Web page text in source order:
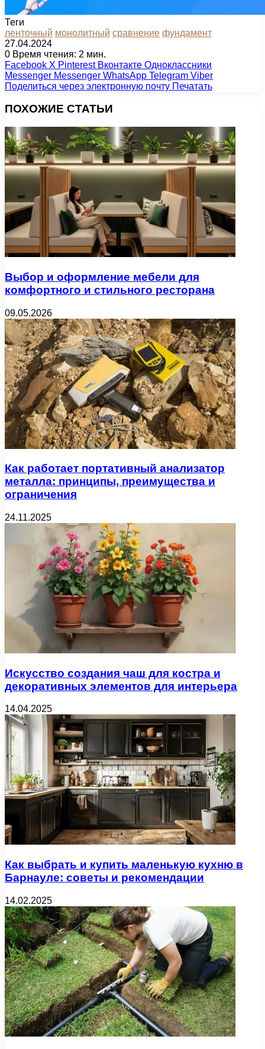
Теги
ленточный монолитный сравнение фундамент
27.04.2024
0 Время чтения: 2 мин.
Facebook X Pinterest Вконтакте Одноклассники
Messenger Messenger WhatsApp Telegram Viber
Поделиться через электронную почту Печатать
ПОХОЖИЕ СТАТЬИ
Выбор и оформление мебели для
комфортного и стильного ресторана
09.05.2026
Как работает портативный анализатор
металла: принципы, преимущества и
ограничения
24.11.2025
Искусство создания чаш для костра и
декоративных элементов для интерьера
14.04.2025
Как выбрать и купить маленькую кухню в
Барнауле: советы и рекомендации
14.02.2025